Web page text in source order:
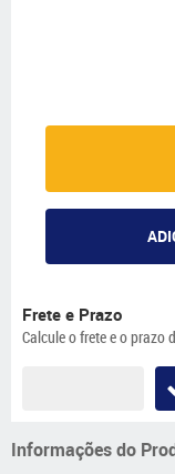
Frete e Prazo
Calcule o frete e o prazo
Informações do